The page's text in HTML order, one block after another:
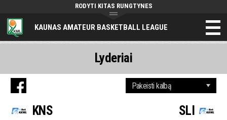
KAUNAS AMATEUR BASKETBALL LEAGUE
RODYTI KITAS RUNGTYNES
KNS SLI
Lyderiai